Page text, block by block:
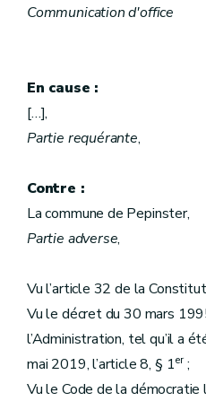
Communication d'office
En cause :
[…],
Partie requérante,
Contre :
La commune de Pepinster,
Partie adverse,
Vu l’article 32 de la
Vu le décret du 30 mars
l’Administration, tel qu’il a
mai 2019, l’article 8, § 1er;
Vu le Code de la